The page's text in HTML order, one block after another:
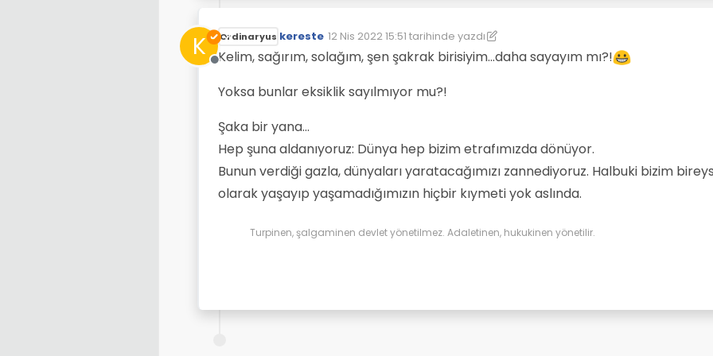
K
Çevrimdışı
Ordinaryus kereste 12 Nis 2022 15:51 tarihinde yazdı
Son düzenleyen: kereste 4 Ara 2022 16:26
Kelim, sağırım, solağım, şen şakrak birisiyim...daha sayayım mı?!
Yoksa bunlar eksiklik sayılmıyor mu?!
Şaka bir yana...
Hep şuna aldanıyoruz: Dünya hep bizim etrafımızda dönüyor.
Bunun verdiği gazla, dünyaları yaratacağımızı zannediyoruz. Halbuki bizim
olarak yaşayıp yaşamadığımızın hiçbir kıymeti yok aslında.
Turpinen, şalgaminen devlet yönetilmez. Adaletinen, hukukinen yönetilir.